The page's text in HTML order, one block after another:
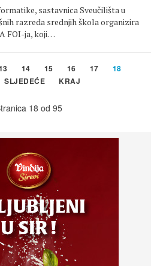
sastavnica Sveučilišta u
razreda srednjih škola organizira
FOI-ja, koji…
14 15 16 17
18
SLJEDEĆE KRAJ
18 od 95